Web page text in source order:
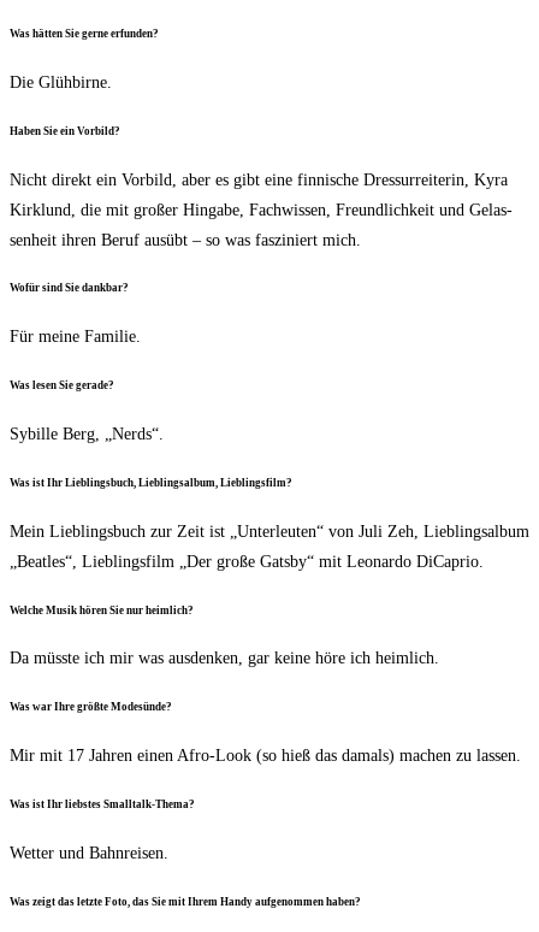
Was hät­ten Sie ger­ne erfunden?
Die Glüh­bir­ne.
Haben Sie ein Vorbild?
Nicht direkt ein Vor­bild, aber es gibt eine fin­ni­sche Dres­sur­rei­te­rin, Kyra
Kirk­lund, die mit gro­ßer Hin­ga­be, Fach­wis­sen, Freund­lich­keit und Gelas­
sen­heit ihren Beruf aus­übt – so was fas­zi­niert mich.
Wofür sind Sie dankbar?
Für mei­ne Familie.
Was lesen Sie gerade?
Sybil­le Berg, „Nerds“.
Was ist Ihr Lieb­lings­buch, Lieb­lings­al­bum, Lieblingsfilm?
Mein Lieb­lings­buch zur Zeit ist „Unter­leu­ten“ von Juli Zeh, Lieb­lings­al­bum
„Beat­les“, Lieb­lings­film „Der gro­ße Gats­by“ mit Leo­nar­do DiCaprio.
Wel­che Musik hören Sie nur heimlich?
Da müss­te ich mir was aus­den­ken, gar kei­ne höre ich heimlich.
Was war Ihre größ­te Modesünde?
Mir mit 17 Jah­ren einen Afro-Look (so hieß das damals) machen zu lassen.
Was ist Ihr liebs­tes Smalltalk-Thema?
Wet­ter und Bahnreisen.
Was zeigt das letz­te Foto, das Sie mit Ihrem Han­dy auf­ge­nom­men haben?